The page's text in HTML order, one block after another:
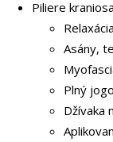
Piliere
Asány,
Plný
Džívaka